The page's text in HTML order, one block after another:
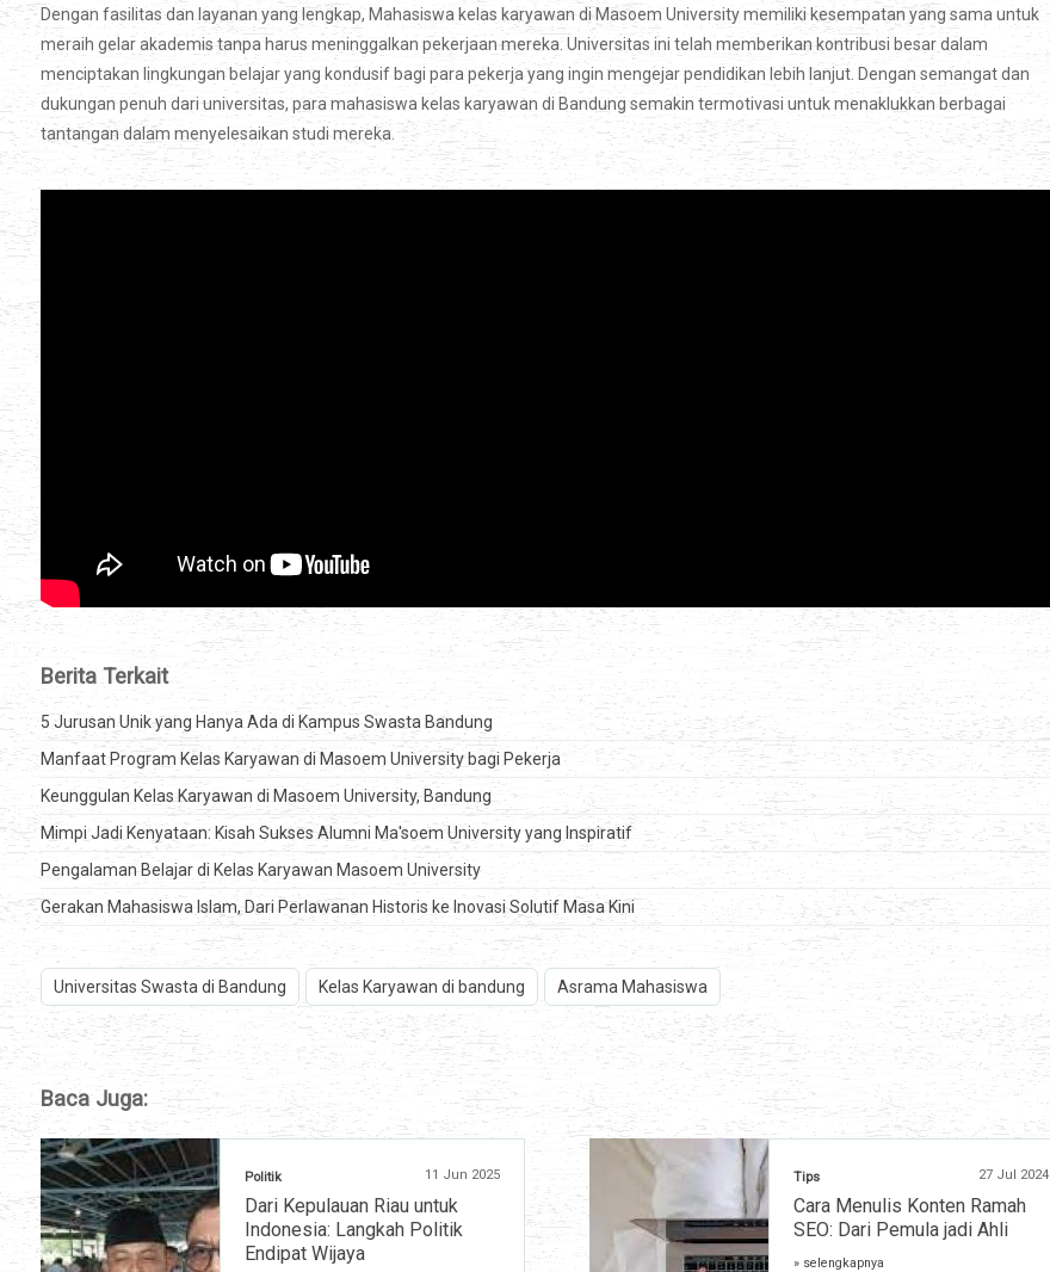
Dengan fasilitas dan layanan yang lengkap, Mahasiswa kelas karyawan di Masoem University memiliki kesempatan yang sama untuk
meraih gelar akademis tanpa harus meninggalkan pekerjaan mereka. Universitas ini telah memberikan kontribusi besar dalam
menciptakan lingkungan belajar yang kondusif bagi para pekerja yang ingin mengejar pendidikan lebih lanjut. Dengan semangat dan
dukungan penuh dari universitas, para mahasiswa kelas karyawan di Bandung semakin termotivasi untuk menaklukkan berbagai
tantangan dalam menyelesaikan studi mereka.
Berita Terkait
5 Jurusan Unik yang Hanya Ada di Kampus Swasta Bandung
Manfaat Program Kelas Karyawan di Masoem University bagi Pekerja
Keunggulan Kelas Karyawan di Masoem University, Bandung
Mimpi Jadi Kenyataan: Kisah Sukses Alumni Ma'soem University yang Inspiratif
Pengalaman Belajar di Kelas Karyawan Masoem University
Gerakan Mahasiswa Islam, Dari Perlawanan Historis ke Inovasi Solutif Masa Kini
Universitas Swasta di Bandung Kelas Karyawan di bandung Asrama Mahasiswa
Baca Juga:
Politik 11 Jun 2025
Dari Kepulauan Riau untuk
Indonesia: Langkah Politik
Endipat Wijaya
Tips 27 Jul 2024
Cara Menulis Konten Ramah
SEO: Dari Pemula jadi Ahli
» selengkapnya